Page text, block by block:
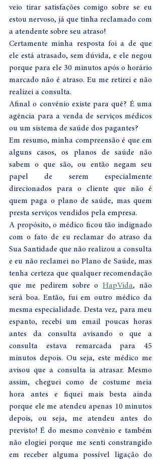
veio tirar satisfações comigo sobre se eu
estou nervoso, já que tinha reclamado com
a atendente sobre seu atraso!
Certamente minha resposta foi a de que
ele está atrasado, sem dúvida, e ele negou
porque para ele 30 minutos após o horário
marcado não é atraso. Eu me retirei e não
realizei a consulta.
Afinal o convênio existe para quê? É uma
agência para a venda de serviços médicos
ou um sistema de saúde dos pagantes?
Em resumo, minha compreensão é que em
alguns casos, os planos de saúde não
sabem o que são, ou então negam seu
papel de serem especialmente
direcionados para o cliente que não é
quem paga o plano de saúde, mas quem
presta serviços vendidos pela empresa.
A propósito, o médico ficou tão indignado
com o fato de eu reclamar do atraso da
Sua Santidade que não realizou a consulta
e eu não reclamei no Plano de Saúde, mas
tenha certeza que qualquer recomendação
que me pedirem sobre o HapVida, não
será boa. Então, fui em outro médico da
mesma especialidade. Desta vez, para meu
espanto, recebi um email poucas horas
antes da consulta avisando o que a
consulta estava remarcada para 45
minutos depois. Ou seja, este médico me
avisou que a consulta ia atrasar. Mesmo
assim, cheguei como de costume meia
hora antes e fiquei mais besta ainda
porque ele me atendeu apenas 10 minutos
depois, ou seja, me atendeu antes do
previsto! É do mesmo convênio e também
não elogiei porque me senti constrangido
em receber alguma possível ligação do